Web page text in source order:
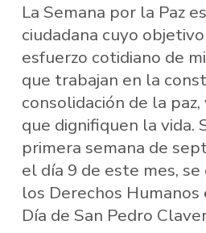
La Semana por la Paz
ciudadana cuyo
esfuerzo cotidiano de
que trabajan en la
consolidación de la
que dignifiquen la vida.
primera semana de
el día 9 de este mes,
los Derechos
Día de San Pedro